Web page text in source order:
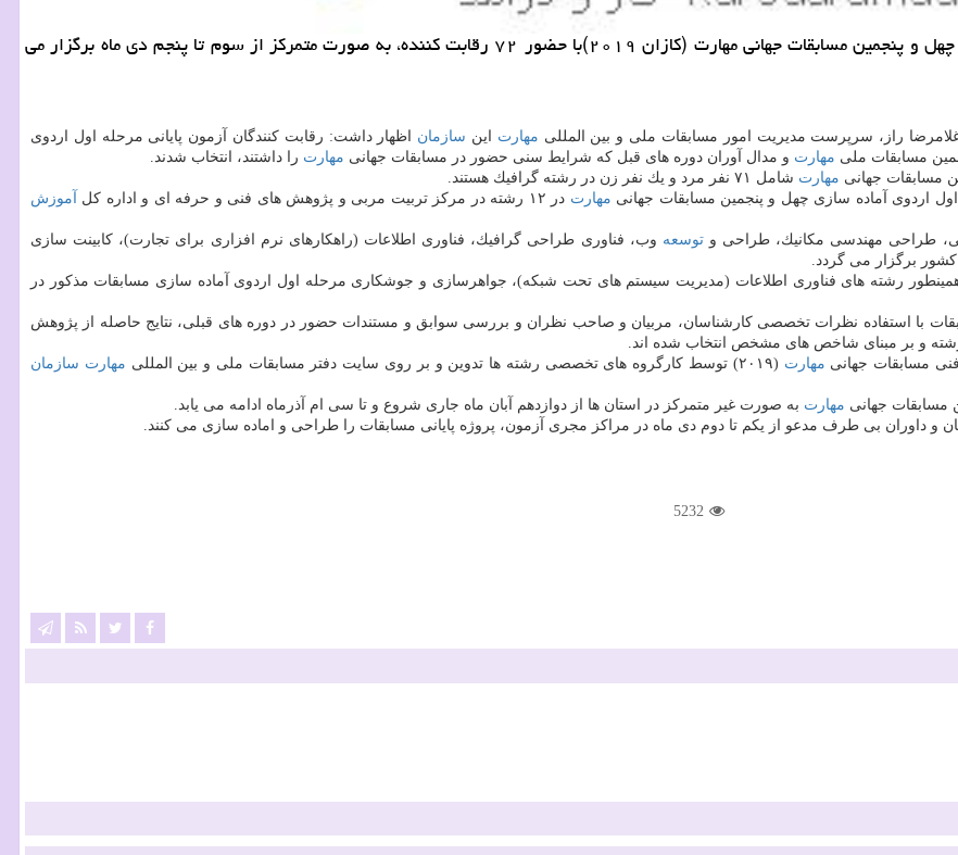
به گزارش كار و درآمد آزمون پایانی مرحله اول اردوی آماده سازی چهل و پنجمین مسابقات جهانی مهارت (كازان ۲۰۱۹)با حضور ۷۲ رقابت كننده، به صورت متمركز از سوم تا پنجم دی ماه برگزار می
راز، سرپرست مدیریت امور مسابقات ملی و بین المللی مهارت این سازمان اظهار داشت: رقابت كنندگان آزمون پایانی مرحله اول اردوی
مسابقات ملی مهارت و مدال آوران دوره های قبل كه شرایط سنی حضور در مسابقات جهانی مهارت را داشتند، انتخاب شدند.
مهارت شامل ۷۱ نفر مرد و یك نفر زن در رشته گرافیك هستند.
اردوی آماده سازی چهل و پنجمین مسابقات جهانی مهارت در ۱۲ رشته در مركز تربیت مربی و پژوهش های فنی و حرفه ای و اداره كل
آموزش
توسعه وب، فناوری طراحی گرافیك، فناوری اطلاعات (راهكارهای نرم افزاری برای تجارت)، كابینت سازی
برگزار می گردد.
رشته های فناوری اطلاعات (مدیریت سیستم های تحت شبكه)، جواهرسازی و جوشكاری مرحله اول اردوی آماده سازی مسابقات مذكور در
با استفاده نظرات تخصصی كارشناسان، مربیان و صاحب نظران و بررسی سوابق و مستندات حضور در دوره های قبلی، نتایج حاصله از پژوهش
و بر مبنای شاخص های مشخص انتخاب شده اند.
مسابقات جهانی مهارت (۲۰۱۹) توسط كارگروه های تخصصی رشته ها تدوین و بر روی سایت دفتر مسابقات ملی و بین المللی مهارت سازمان
مسابقات جهانی مهارت به صورت غیر متمركز در استان ها از دوازدهم آبان ماه جاری شروع و تا سی ام آذرماه ادامه می یابد.
و داوران بی طرف مدعو از یكم تا دوم دی ماه در مراكز مجری آزمون، پروژه پایانی مسابقات را طراحی و اماده سازی می كنند.
5232